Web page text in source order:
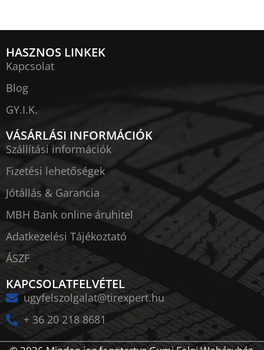
HASZNOS LINKEK
Kapcsolat
Blog
GY.I.K.
VÁSÁRLÁSI INFORMÁCIÓK
Szállítási információk
Fizetési lehetőségek
Jótállás & Garancia
MBH Bank online áruhitel
Adatkezelési Tájékoztató
ÁSZF
KAPCSOLATFELVÉTEL
ugyfelszolgalat@tirexpert.hu
+ 36 20 218 8681